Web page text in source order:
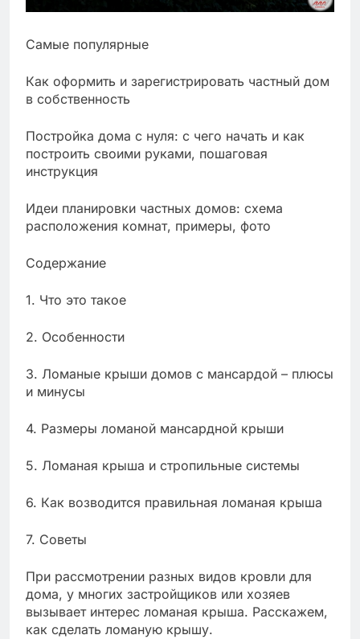
Самые популярные
Как оформить и зарегистрировать частный дом
в собственность
Постройка дома с нуля: с чего начать и как
построить своими руками, пошаговая
инструкция
Идеи планировки частных домов: схема
расположения комнат, примеры, фото
Содержание
1. Что это такое
2. Особенности
3. Ломаные крыши домов с мансардой – плюсы
и минусы
4. Размеры ломаной мансардной крыши
5. Ломаная крыша и стропильные системы
6. Как возводится правильная ломаная крыша
7. Советы
При рассмотрении разных видов кровли для
дома, у многих застройщиков или хозяев
вызывает интерес ломаная крыша. Расскажем,
как сделать ломаную крышу.